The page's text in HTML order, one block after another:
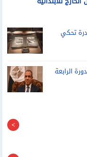
تحكي
الرابعة